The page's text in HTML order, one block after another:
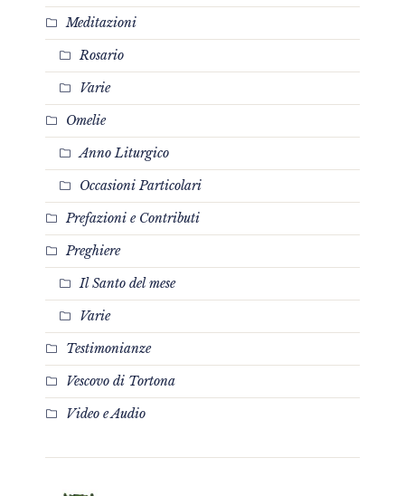
Meditazioni
Rosario
Varie
Omelie
Anno Liturgico
Occasioni Particolari
Prefazioni e Contributi
Preghiere
Il Santo del mese
Varie
Testimonianze
Vescovo di Tortona
Video e Audio